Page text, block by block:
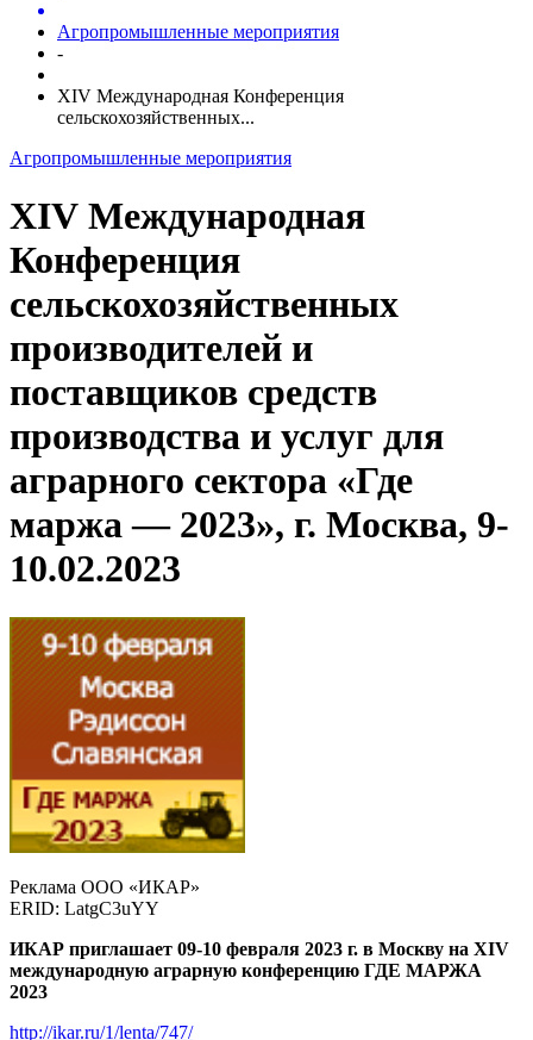
Агропромышленные мероприятия
-
XIV Международная Конференция
сельскохозяйственных...
Агропромышленные мероприятия
XIV Международная
Конференция
сельскохозяйственных
производителей и
поставщиков средств
производства и услуг для
аграрного сектора «Где
маржа — 2023», г. Москва, 9-
10.02.2023
Реклама ООО «ИКАР»
ERID: LatgC3uYY
ИКАР приглашает 09-10 февраля 2023 г. в Москву на XIV
международную аграрную конференцию ГДЕ МАРЖА
2023
http://ikar.ru/1/lenta/747/